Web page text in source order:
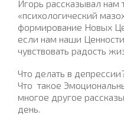
Игорь рассказывал нам
«психологический
формирование Новых
если нам наши
чувствовать радость
Что делать в
Что такое
многое другое
день.